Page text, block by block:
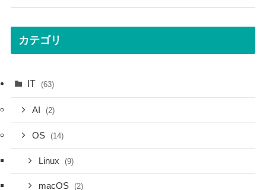
カテゴリ
IT (63)
AI (2)
OS (14)
Linux (9)
macOS (2)